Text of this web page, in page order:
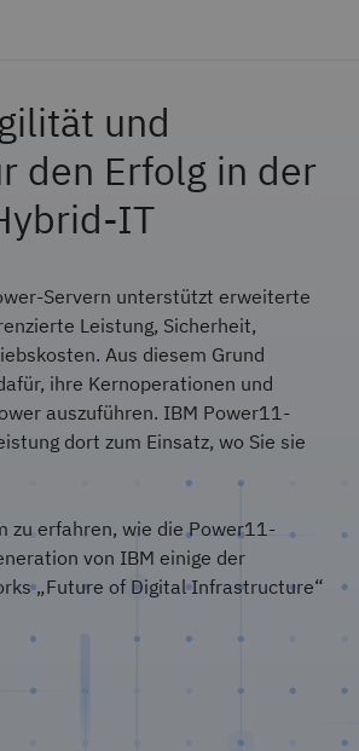
und
den Erfolg in der
IT
Servern unterstützt erweiterte
Leistung, Sicherheit,
Aus diesem Grund
ihre Kernoperationen und
auszuführen. IBM Power11-
dort zum Einsatz, wo Sie sie
zu erfahren, wie die Power11-
von IBM einige der
„Future of Digital Infrastructure“